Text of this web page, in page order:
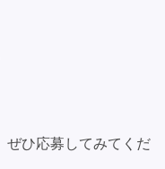
ぜひ応募してみてくだ